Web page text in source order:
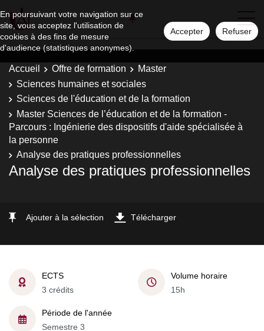
En poursuivant votre navigation sur ce
site, vous acceptez l'utilisation de
cookies à des fins de mesure
d'audience (statistiques anonymes).
Accepter Refuser
Accueil Offre de formation
Master
Sciences humaines et sociales
Sciences de l'éducation et de la formation
Master Sciences de l’éducation et de la formation -
Parcours : Ingénierie des dispositifs d'aide spécialisée à
la personne
Analyse des pratiques professionnelles
Analyse des pratiques professionnelles
Ajouter à la sélection Télécharger
ECTS
3 crédits
Volume horaire
15h
Période de l'année
Semestre 3